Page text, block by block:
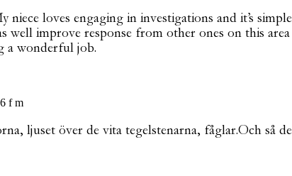
loves engaging in investigations and it’s
improve response from other ones on this
a wonderful job.
f m
ljuset över de vita tegelstenarna, fåglar.Och så